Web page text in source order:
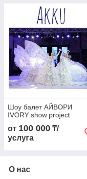
Шоу балет АЙВОРИ
IVORY show project
от 100 000 ₸/
услуга
О нас